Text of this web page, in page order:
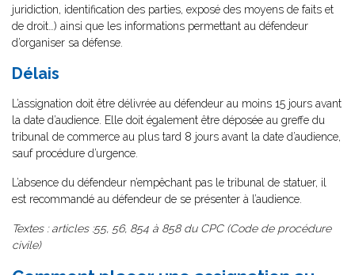
juridiction, identification des parties, exposé des moyens de faits et
de droit…) ainsi que les informations permettant au défendeur
d’organiser sa défense.
Délais
L’assignation doit être délivrée au défendeur au moins 15 jours avant
la date d’audience. Elle doit également être déposée au greffe du
tribunal de commerce au plus tard 8 jours avant la date d’audience,
sauf procédure d’urgence.
L’absence du défendeur n’empêchant pas le tribunal de statuer, il
est recommandé au défendeur de se présenter à l’audience.
Textes : articles :55, 56, 854 à 858 du CPC (Code de procédure
civile)